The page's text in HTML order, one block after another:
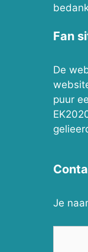
Fan
De
puur
Je